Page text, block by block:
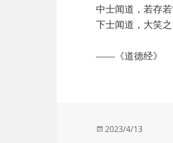
中士闻道，若存若
下士闻道，大笑
——《道德经》
发
2023/4/13